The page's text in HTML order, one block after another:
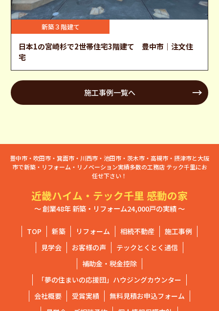
新築３階建て
日本1の宮崎杉で2世帯住宅3階建て 豊中市｜注文住
宅
施工事例一覧へ
豊中市・吹田市・箕面市・川西市・池田市・茨木市・高槻市・摂津市と大阪
市で新築・リフォーム・リノベーション実績多数の工務店 テック千里にお
任せ下さい！
近畿ハイム・テック千里 感動の家
～ 創業48年 新築・リフォーム24,000戸の実績 ～
TOP 新築 リフォーム 相続不動産
施工事例
見学会
お客様の声
テックとくとく通信
補助金・税金控除
「夢の住まいの応援団」ハウジングカウンター
会社概要
受賞実績
無料見積お申込フォーム